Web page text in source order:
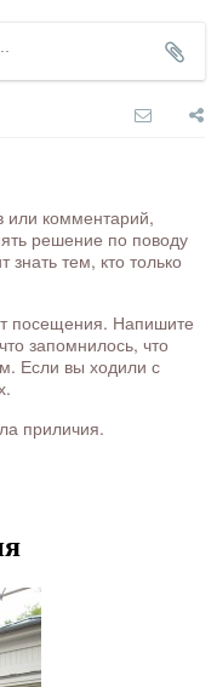
или комментарий,
решение по поводу
тем, кто только
посещения. Напишите
запомнилось, что
Если вы ходили с
приличия.